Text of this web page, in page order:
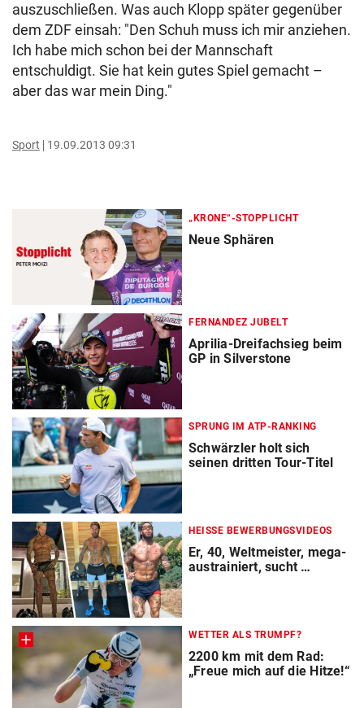
auszuschließen. Was auch Klopp später gegenüber
dem ZDF einsah: "Den Schuh muss ich mir anziehen.
Ich habe mich schon bei der Mannschaft
entschuldigt. Sie hat kein gutes Spiel gemacht –
aber das war mein Ding."
Sport 19.09.2013 09:31
„KRONE“-STOPPLICHT
Neue Sphären
FERNANDEZ JUBELT
Aprilia-Dreifachsieg beim
GP in Silverstone
SPRUNG IM ATP-RANKING
Schwärzler holt sich
seinen dritten Tour-Titel
HEISSE BEWERBUNGSVIDEOS
Er, 40, Weltmeister, mega-
austrainiert, sucht …
WETTER ALS TRUMPF?
2200 km mit dem Rad:
„Freue mich auf die Hitze!“